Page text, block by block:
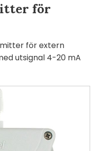
för
för extern
utsignal 4-20 mA